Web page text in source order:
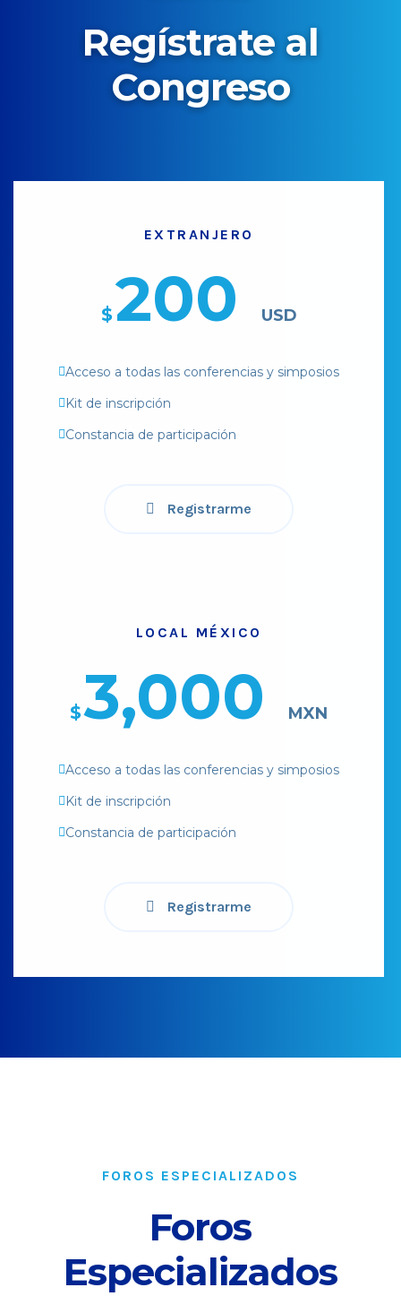
Regístrate al
Congreso
EXTRANJERO
$200 USD
Acceso a todas las conferencias y simposios
Kit de inscripción
Constancia de participación
Registrarme
LOCAL MÉXICO
$3,000 MXN
Acceso a todas las conferencias y simposios
Kit de inscripción
Constancia de participación
Registrarme
FOROS ESPECIALIZADOS
Foros
Especializados